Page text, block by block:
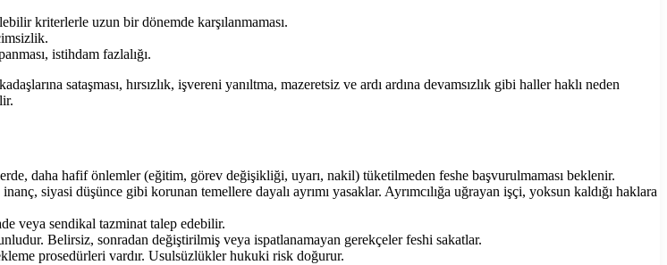
kriterlerle uzun bir dönemde karşılanmaması.
istihdam fazlalığı.
sataşması, hırsızlık, işvereni yanıltma, mazeretsiz ve ardı ardına devamsızlık gibi haller haklı neden
daha hafif önlemler (eğitim, görev değişikliği, uyarı, nakil) tüketilmeden feshe başvurulmaması beklenir.
siyasi düşünce gibi korunan temellere dayalı ayrımı yasaklar. Ayrımcılığa uğrayan işçi, yoksun kaldığı haklara
veya sendikal tazminat talep edebilir.
Belirsiz, sonradan değiştirilmiş veya ispatlanamayan gerekçeler feshi sakatlar.
prosedürleri vardır. Usulsüzlükler hukuki risk doğurur.